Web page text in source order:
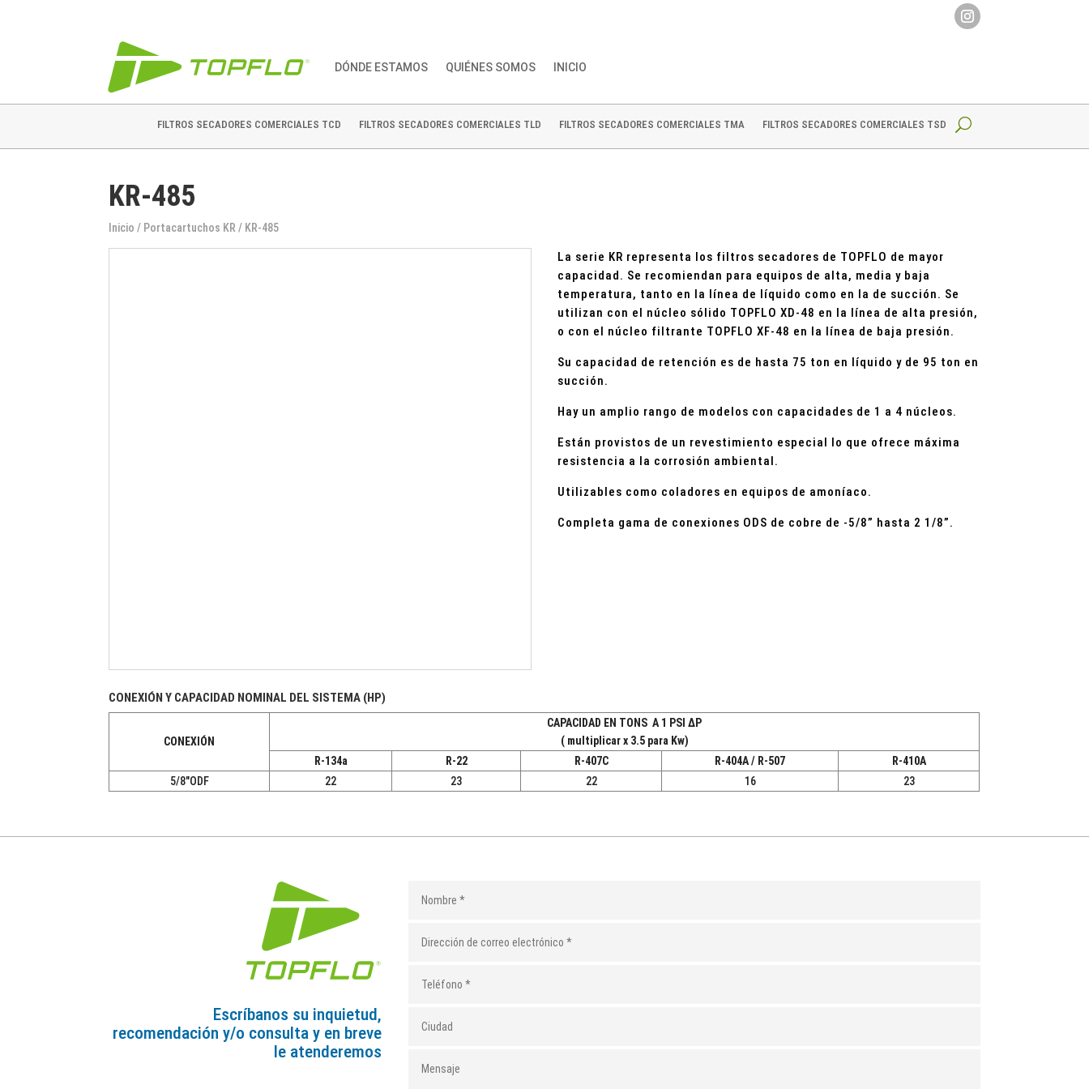
DÓNDE ESTAMOS QUIÉNES SOMOS INICIO
FILTROS SECADORES COMERCIALES TCD FILTROS SECADORES COMERCIALES TLD FILTROS SECADORES COMERCIALES TMA FILTROS SECADORES COMERCIALES TSD
KR-485
Inicio / Portacartuchos KR / KR-485
La serie KR representa los filtros secadores de TOPFLO de mayor
capacidad. Se recomiendan para equipos de alta, media y baja
temperatura, tanto en la línea de líquido como en la de succión. Se
utilizan con el núcleo sólido TOPFLO XD-48 en la línea de alta presión,
o con el núcleo filtrante TOPFLO XF-48 en la línea de baja presión.
Su capacidad de retención es de hasta 75 ton en líquido y de 95 ton en
succión.
Hay un amplio rango de modelos con capacidades de 1 a 4 núcleos.
Están provistos de un revestimiento especial lo que ofrece máxima
resistencia a la corrosión ambiental.
Utilizables como coladores en equipos de amoníaco.
Completa gama de conexiones ODS de cobre de -5/8” hasta 2 1/8”.
CONEXIÓN Y CAPACIDAD NOMINAL DEL SISTEMA (HP)
CONEXIÓN
CAPACIDAD EN TONS A 1 PSI ∆P
( multiplicar x 3.5 para Kw)
R-134a
R-22 R-407C R-404A / R-507
R-410A
5/8"ODF
22 23 22 16 23
Escríbanos su inquietud,
recomendación y/o consulta y en breve
le atenderemos